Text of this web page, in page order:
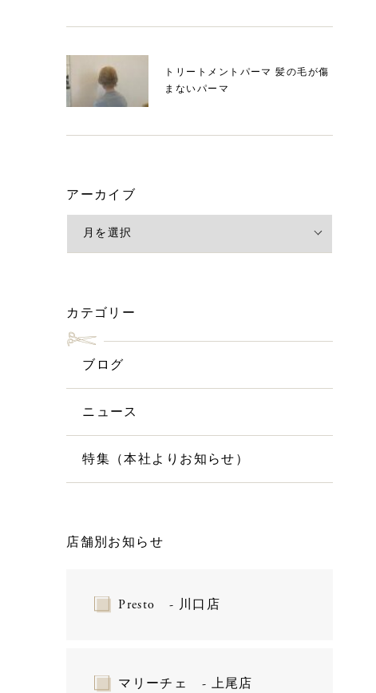
トリートメントパーマ 髪の毛が傷
まないパーマ
アーカイブ
カテゴリー
ブログ
ニュース
特集（本社よりお知らせ）
店舗別お知らせ
Presto - 川口店
マリーチェ - 上尾店